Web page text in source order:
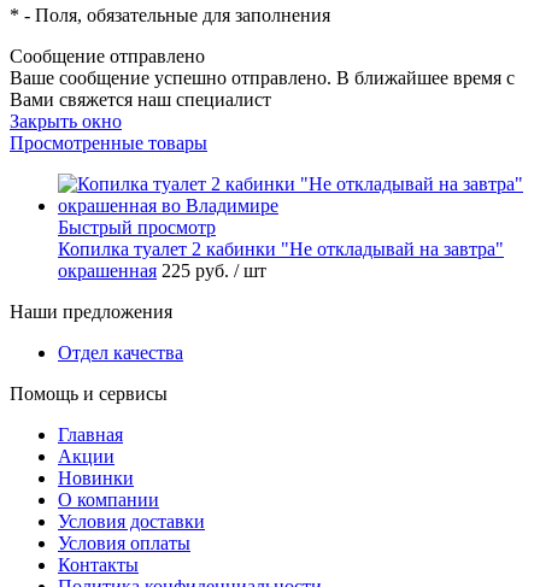
* - Поля, обязательные для заполнения
Сообщение отправлено
Ваше сообщение успешно отправлено. В ближайшее время с
Вами свяжется наш специалист
Закрыть окно
Просмотренные товары
Быстрый просмотр
Копилка туалет 2 кабинки "Не откладывай на завтра"
окрашенная 225 руб. / шт
Наши предложения
Отдел качества
Помощь и сервисы
Главная
Акции
Новинки
О компании
Условия доставки
Условия оплаты
Контакты